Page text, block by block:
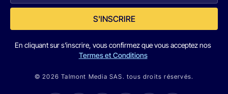
S'INSCRIRE
En cliquant sur s'inscrire, vous confirmez que vous acceptez nos
Termes et Conditions
© 2026 Talmont Media SAS. tous droits réservés.